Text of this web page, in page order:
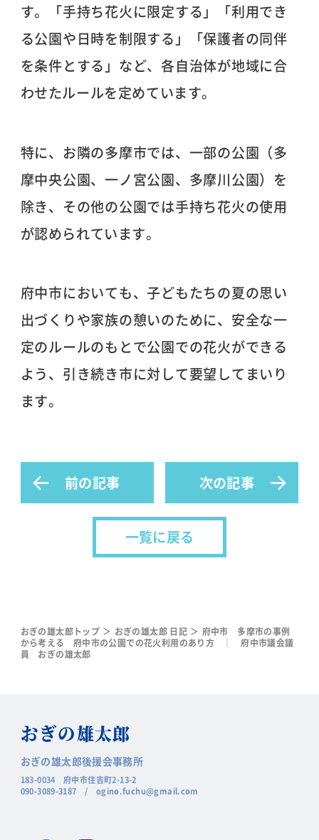
おぎの雄太郎トップ おぎの雄太郎 日記
府中市 多摩市の事例
から考える 府中市の公園での花火利用のあり方 ｜ 府中市議会議
員 おぎの雄太郎
す。「手持ち花火に限定する」「利用でき
る公園や日時を制限する」「保護者の同伴
を条件とする」など、各自治体が地域に合
わせたルールを定めています。
特に、お隣の多摩市では、一部の公園（多
摩中央公園、一ノ宮公園、多摩川公園）を
除き、その他の公園では手持ち花火の使用
が認められています。
府中市においても、子どもたちの夏の思い
出づくりや家族の憩いのために、安全な一
定のルールのもとで公園での花火ができる
よう、引き続き市に対して要望してまいり
ます。
前の記事 次の記事
一覧に戻る
おぎの雄太郎
おぎの雄太郎後援会事務所
183-0034 府中市住吉町2-13-2
090-3089-3187 / ogino.fuchu@gmail.com